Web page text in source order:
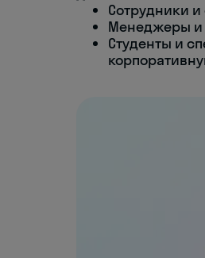
Сотрудники
Менеджеры и
Студенты и